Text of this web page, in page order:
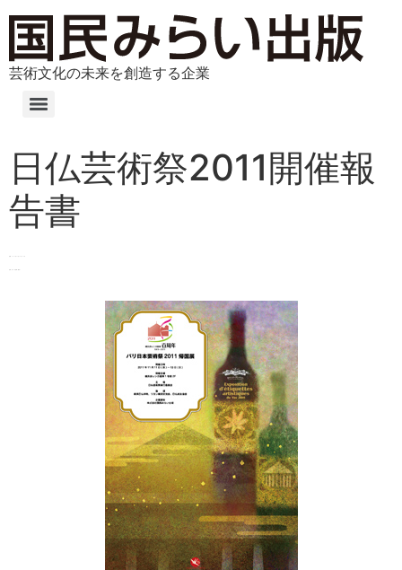
芸術文化の未来を創造する企業
日仏芸術祭2011開催報
告書